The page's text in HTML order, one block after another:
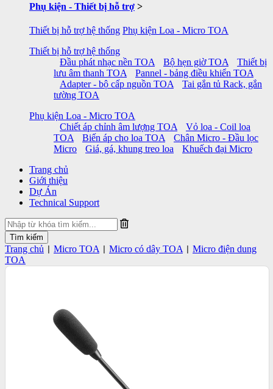
Phụ kiện - Thiết bị hỗ trợ >
Thiết bị hỗ trợ hệ thống Phụ kiện Loa - Micro TOA
Thiết bị hỗ trợ hệ thống
Đầu phát nhạc nền TOA
Bộ hẹn giờ TOA
Thiết bị
lưu âm thanh TOA
Pannel - bảng điều khiển TOA
Adapter - bộ cấp nguồn TOA
Tai gắn tủ Rack, gắn
tường TOA
Phụ kiện Loa - Micro TOA
Chiết áp chỉnh âm lượng TOA
Vỏ loa - Coil loa
TOA
Biến áp cho loa TOA
Chân Micro - Đầu lọc
Micro
Giá, gá, khung treo loa
Khuếch đại Micro
Trang chủ
Giới thiệu
Dự Án
Technical Support
Trang chủ Micro TOA Micro có dây TOA
Micro điện dung
TOA